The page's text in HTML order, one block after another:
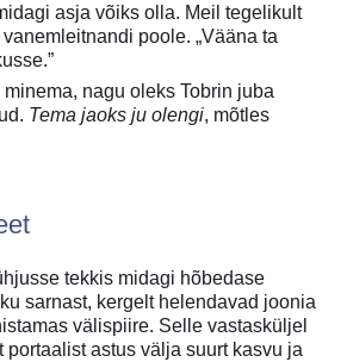
asja võiks olla. Meil tegelikult
poole. „Vääna ta
nagu oleks Tobrin juba
Tema jaoks ju olengi, mõtles
tekkis midagi hõbedase
sarnast, kergelt helendavad joonia
välispiire. Selle vastasküljel
portaalist astus välja suurt kasvu ja